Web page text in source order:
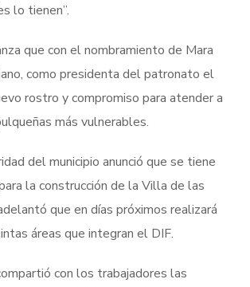
lo tienen”.
que con el nombramiento de Mara
como presidenta del patronato el
rostro y compromiso para atender a
más vulnerables.
del municipio anunció que se tiene
la construcción de la Villa de las
que en días próximos realizará
áreas que integran el DIF.
con los trabajadores las